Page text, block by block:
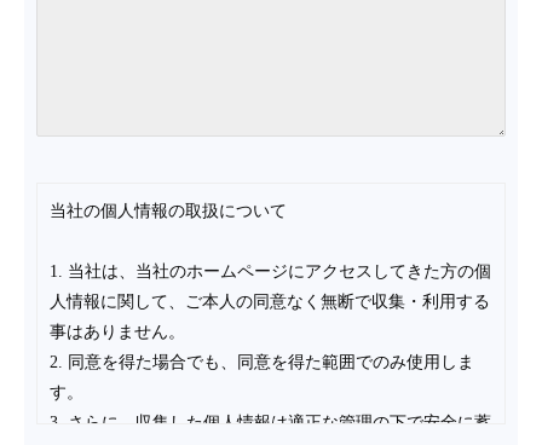
当社の個人情報の取扱について
1. 当社は、当社のホームページにアクセスしてきた方の個
人情報に関して、ご本人の同意なく無断で収集・利用する
事はありません。
2. 同意を得た場合でも、同意を得た範囲でのみ使用しま
す。
3. さらに、収集した個人情報は適正な管理の下で安全に蓄